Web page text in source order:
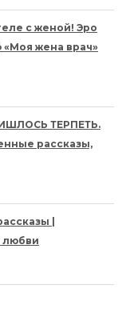
с женой! Эро
«Моя жена врач»
ТЕРПЕТЬ.
рассказы,
|
любви